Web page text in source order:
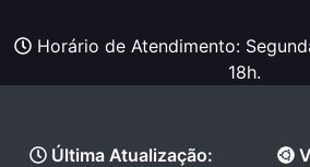
Horário de Atendimento:
18h.
Última Atualização: